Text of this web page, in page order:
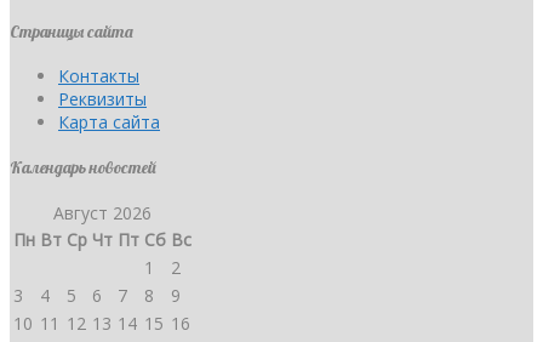
Страницы сайта
Контакты
Реквизиты
Карта сайта
Календарь новостей
Август 2026
Пн Вт Ср Чт Пт Сб Вс
1
2
3
4 5 6 7 8
9
10 11 12 13 14 15 16